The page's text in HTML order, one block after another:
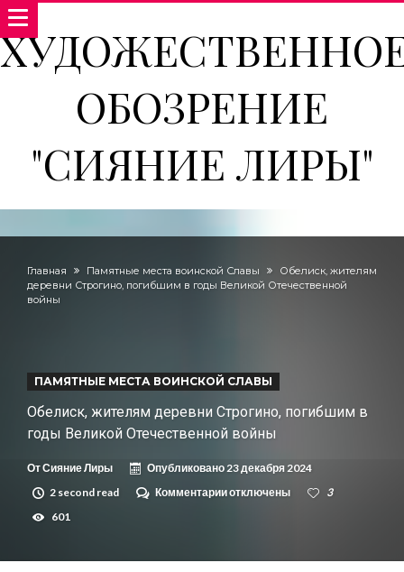
ОБОЗРЕНИЕ
"СИЯНИЕ ЛИРЫ"
Главная Памятные места воинской Славы
Обелиск, жителям
деревни Строгино, погибшим в годы Великой Отечественной
войны
ПАМЯТНЫЕ МЕСТА ВОИНСКОЙ СЛАВЫ
Обелиск, жителям деревни Строгино, погибшим в
годы Великой Отечественной войны
ОтСияние Лиры Опубликовано23 декабря 2024
2 second read
Комментариик
Строгино,
отключены
3
601